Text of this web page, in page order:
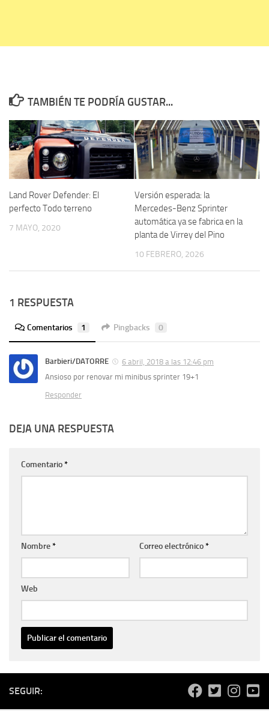
TAMBIÉN TE PODRÍA GUSTAR...
Land Rover Defender: El
perfecto Todo terreno
7 MAYO, 2020
Versión esperada: la
Mercedes-Benz Sprinter
automática ya se fabrica en la
planta de Virrey del Pino
10 FEBRERO, 2026
1 RESPUESTA
Comentarios 1 Pingbacks 0
Barbieri/DATORRE
6 abril, 2018 a las 12:46 pm
Ansioso por renovar mi minibus sprinter 19+1
Responder
DEJA UNA RESPUESTA
Comentario*
Nombre* Correo electrónico*
Web
SEGUIR: